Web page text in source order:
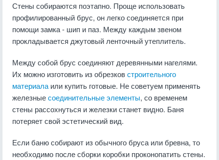
Стены собираются поэтапно. Проще использовать
профилированный брус, он легко соединяется при
помощи замка - шип и паз. Между каждым звеном
прокладывается джутовый ленточный утеплитель.
Между собой брус соединяют деревянными нагелями.
Их можно изготовить из обрезковстроительного
материала или купить готовые. Не советуем применять
железныесоединительные элементы, со временем
стены рассохнуться и железки станет видно. Баня
потеряет свой эстетический вид.
Если баню собирают из обычного бруса или бревна, то
необходимо после сборки коробки проконопатить стены.